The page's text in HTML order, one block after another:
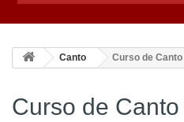
Canto Curso de Canto
Curso de Canto